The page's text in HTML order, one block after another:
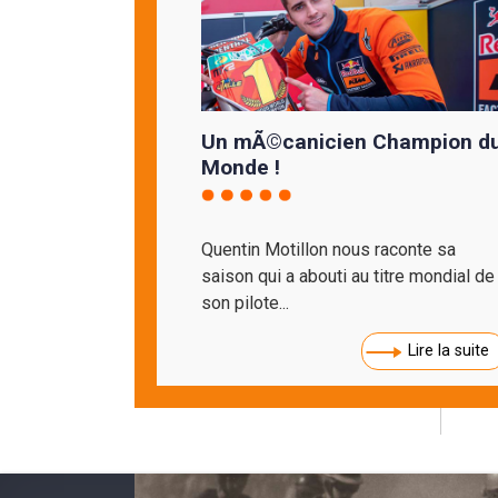
Un mÃ©canicien Champion
Monde !
Quentin Motillon nous raconte sa
saison qui a abouti au titre mondial de
son pilote...
Lire la suite